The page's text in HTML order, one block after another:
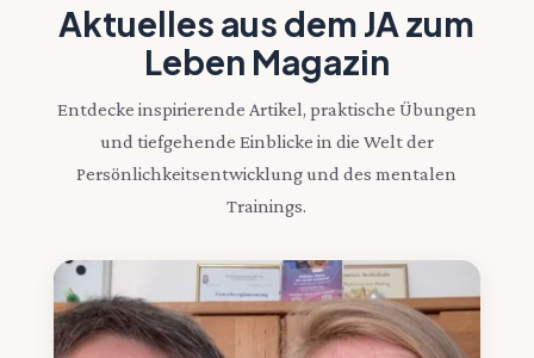
Aktuelles aus dem JA zum
Leben Magazin
Entdecke inspirierende Artikel, praktische Übungen
und tiefgehende Einblicke in die Welt der
Persönlichkeitsentwicklung und des mentalen
Trainings.